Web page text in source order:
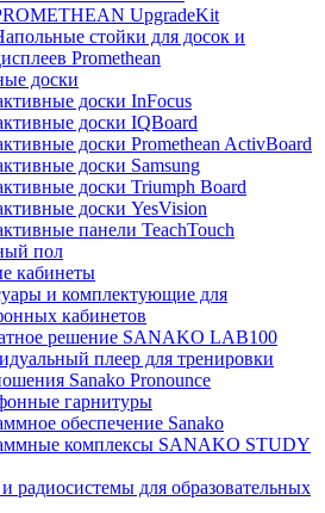
UpgradeKit
стойки для досок и
Promethean
доски
доски InFocus
доски IQBoard
доски Promethean ActivBoard
доски Samsung
доски Triumph Board
доски YesVision
панели TeachTouch
пол
кабинеты
и комплектующие для
кабинетов
решение SANAKO LAB100
плеер для тренировки
Sanako Pronounce
гарнитуры
обеспечение Sanako
комплексы SANAKO STUDY
для образовательных